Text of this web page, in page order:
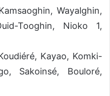
Wayalghin,
Tooghin, Nioko 1,
Kayao, Komki-
Sakoinsé, Bouloré,